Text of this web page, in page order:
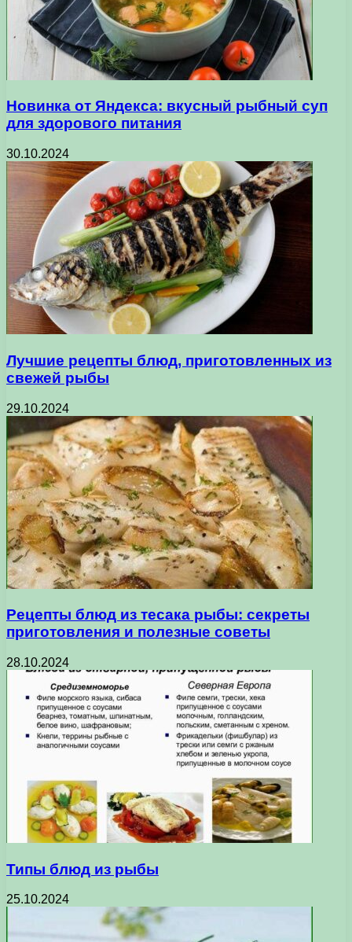
Новинка от Яндекса: вкусный рыбный суп
для здорового питания
30.10.2024
Лучшие рецепты блюд, приготовленных из
свежей рыбы
29.10.2024
Рецепты блюд из тесака рыбы: секреты
приготовления и полезные советы
28.10.2024
Типы блюд из рыбы
25.10.2024